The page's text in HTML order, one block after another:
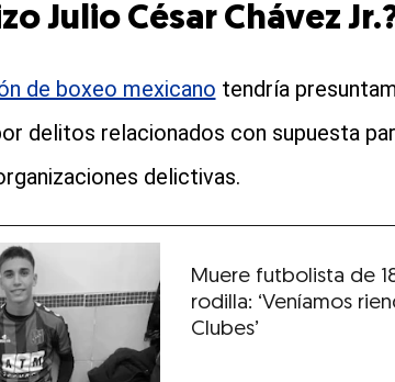
Julio César Chávez
de boxeo mexicano tendría
delitos relacionados con supuesta
delictivas.
Muere futbolista de
rodilla: ‘Veníamos
Clubes’